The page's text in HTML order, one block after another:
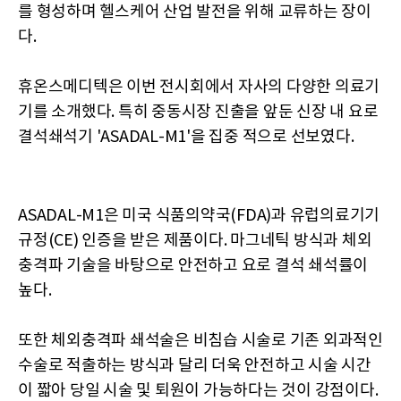
를 형성하며 헬스케어 산업 발전을 위해 교류하는 장이
다.
휴온스메디텍은 이번 전시회에서 자사의 다양한 의료기
기를 소개했다. 특히 중동시장 진출을 앞둔 신장 내 요로
결석쇄석기 'ASADAL-M1'을 집중 적으로 선보였다.
ASADAL-M1은 미국 식품의약국(FDA)과 유럽의료기기
규정(CE) 인증을 받은 제품이다. 마그네틱 방식과 체외
충격파 기술을 바탕으로 안전하고 요로 결석 쇄석률이
높다.
또한 체외충격파 쇄석술은 비침습 시술로 기존 외과적인
수술로 적출하는 방식과 달리 더욱 안전하고 시술 시간
이 짧아 당일 시술 및 퇴원이 가능하다는 것이 강점이다.